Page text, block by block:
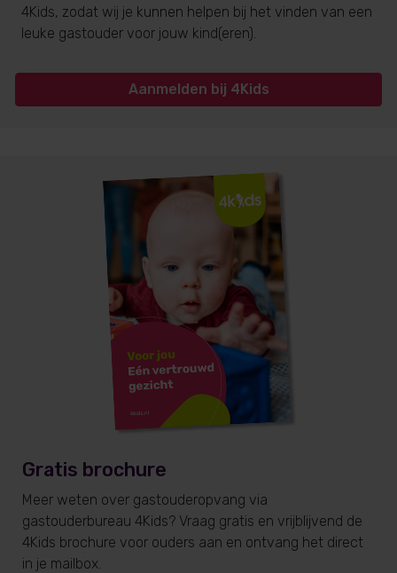
4Kids, zodat wij je kunnen helpen bij het vinden van een
leuke gastouder voor jouw kind(eren).
Aanmelden bij 4Kids
Gratis brochure
Meer weten over gastouderopvang via
gastouderbureau 4Kids? Vraag gratis en vrijblijvend de
4Kids brochure voor ouders aan en ontvang het direct
in je mailbox.